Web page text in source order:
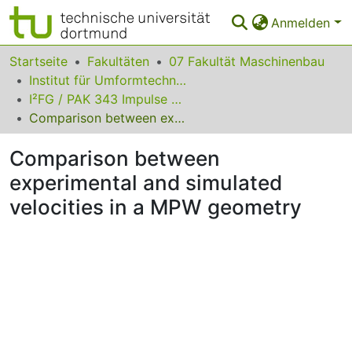
Anmelden
Bereiche & Sammlungen
Das gesamte Repositorium
Statistiken
FAQ
Leitlinien
Zurück zur Startseite
Startseite Fakultäten
07 Fakultät Maschinenbau
Institut für Umformtechnik und Leichtbau
I²FG / PAK 343 Impulse Forming Workshop 2015
Comparison between experimental and simulated velocities in a MPW geometry
Comparison between
experimental and simulated
velocities in a MPW geometry